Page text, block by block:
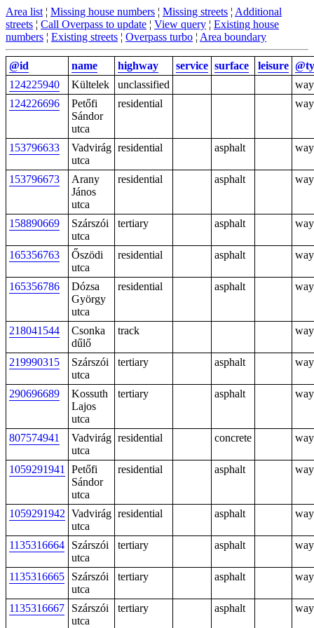
Area list ¦ Missing house numbers ¦ Missing streets ¦ Additional
streets ¦ Call Overpass to update ¦ View query ¦ Existing house
numbers ¦ Existing streets ¦ Overpass turbo ¦ Area boundary
@id name highway service surface leisure
124225940
Kültelek unclassified
way
124226696
Petőfi
Sándor
utca
residential way
153796633
Vadvirág
utca
residential asphalt way
153796673
Arany
János
utca
residential asphalt way
158890669
Szárszói
utca
tertiary asphalt way
165356763
Őszödi
utca
residential asphalt way
165356786
Dózsa
György
utca
residential asphalt way
218041544
Csonka
dűlő
track way
219990315
Szárszói
utca
tertiary asphalt way
290696689
Kossuth
Lajos
utca
tertiary asphalt way
807574941
Vadvirág
utca
residential concrete way
1059291941
Petőfi
Sándor
utca
residential asphalt way
1059291942 Vadvirág
utca
residential asphalt way
1135316664
Szárszói
utca
tertiary asphalt way
1135316665
Szárszói
utca
tertiary asphalt way
1135316667
Szárszói
utca
tertiary asphalt way